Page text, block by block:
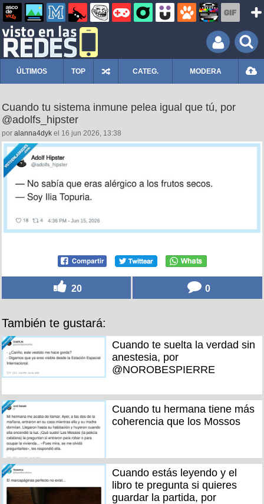
ÚLTIMOS TOP CATEG. MODERA
Cuando tu sistema inmune pelea igual que tú, por
@adolfs_hipster
por alanna4dyk el 16 jun 2026, 13:38
20 0
También te gustará:
Cuando te suelta la verdad sin
anestesia, por
@NOROBESPIERRE
Cuando tu hermana tiene más
coherencia que los Mossos
Cuando estás leyendo y el
libro te pregunta si quieres
guardar la partida, por